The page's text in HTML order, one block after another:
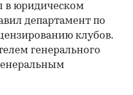
в юридическом
департамент по
клубов.
генерального